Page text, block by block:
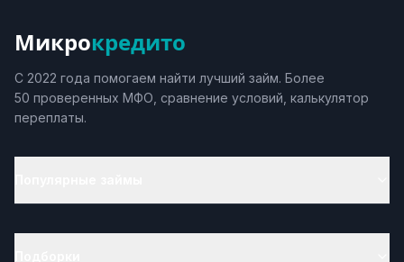
Микрокредито
С 2022 года помогаем найти лучший займ. Более
50 проверенных МФО, сравнение условий, калькулятор
переплаты.